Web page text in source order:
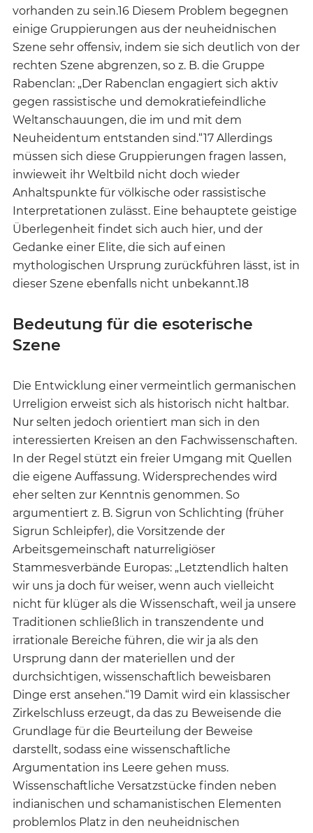
vorhanden zu sein.16 Diesem Problem begegnen
einige Gruppierungen aus der neuheidnischen
Szene sehr offensiv, indem sie sich deutlich von der
rechten Szene abgrenzen, so z. B. die Gruppe
Rabenclan: „Der Rabenclan engagiert sich aktiv
gegen rassistische und demokratiefeindliche
Weltanschauungen, die im und mit dem
Neuheidentum entstanden sind.“17 Allerdings
müssen sich diese Gruppierungen fragen lassen,
inwieweit ihr Weltbild nicht doch wieder
Anhaltspunkte für völkische oder rassistische
Interpretationen zulässt. Eine behauptete geistige
Überlegenheit findet sich auch hier, und der
Gedanke einer Elite, die sich auf einen
mythologischen Ursprung zurückführen lässt, ist in
dieser Szene ebenfalls nicht unbekannt.18
Bedeutung für die esoterische
Szene
Die Entwicklung einer vermeintlich germanischen
Urreligion erweist sich als historisch nicht haltbar.
Nur selten jedoch orientiert man sich in den
interessierten Kreisen an den Fachwissenschaften.
In der Regel stützt ein freier Umgang mit Quellen
die eigene Auffassung. Widersprechendes wird
eher selten zur Kenntnis genommen. So
argumentiert z. B. Sigrun von Schlichting (früher
Sigrun Schleipfer), die Vorsitzende der
Arbeitsgemeinschaft naturreligiöser
Stammesverbände Europas: „Letztendlich halten
wir uns ja doch für weiser, wenn auch vielleicht
nicht für klüger als die Wissenschaft, weil ja unsere
Traditionen schließlich in transzendente und
irrationale Bereiche führen, die wir ja als den
Ursprung dann der materiellen und der
durchsichtigen, wissenschaftlich beweisbaren
Dinge erst ansehen.“19 Damit wird ein klassischer
Zirkelschluss erzeugt, da das zu Beweisende die
Grundlage für die Beurteilung der Beweise
darstellt, sodass eine wissenschaftliche
Argumentation ins Leere gehen muss.
Wissenschaftliche Versatzstücke finden neben
indianischen und schamanistischen Elementen
problemlos Platz in den neuheidnischen